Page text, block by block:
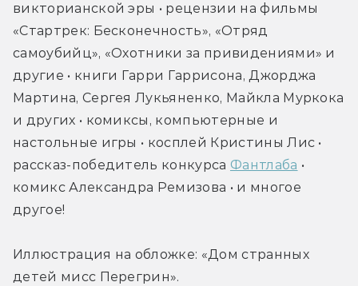
викторианской эры • рецензии на фильмы
«Стартрек: Бесконечность», «Отряд
самоубийц», «Охотники за привидениями» и
другие • книги Гарри Гаррисона, Джорджа
Мартина, Сергея Лукьяненко, Майкла Муркока
и других • комиксы, компьютерные и
настольные игры • косплей Кристины Лис •
рассказ-победитель конкурса Фантлаба •
комикс Александра Ремизова • и многое
другое!
Иллюстрация на обложке: «Дом странных
детей мисс Перегрин».